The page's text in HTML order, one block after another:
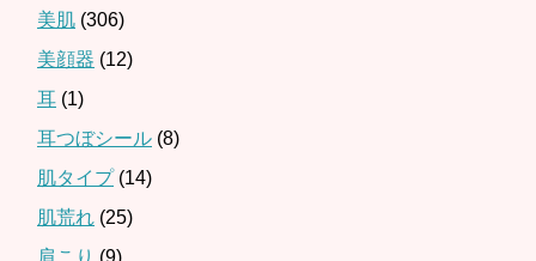
美肌 (306)
美顔器 (12)
耳 (1)
耳つぼシール (8)
肌タイプ(14)
肌荒れ (25)